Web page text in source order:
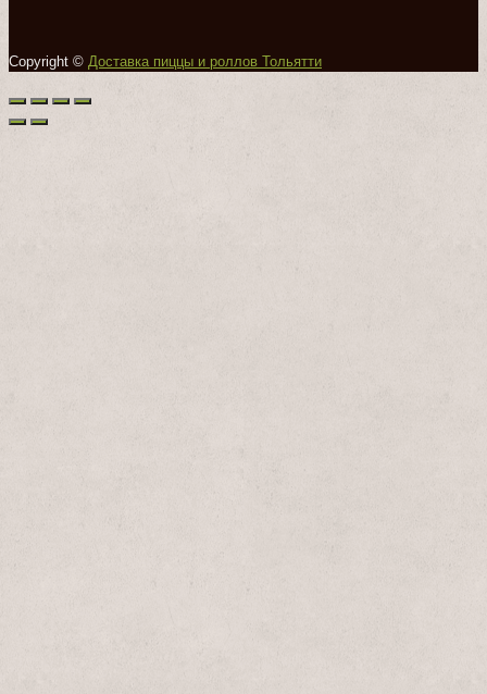
Copyright © Доставка пиццы и роллов Тольятти